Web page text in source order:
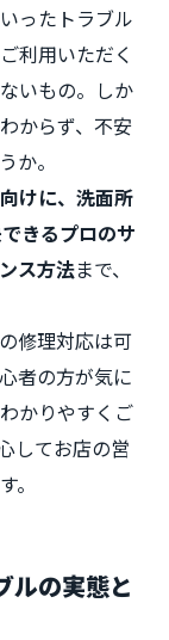
ったトラブル
利用いただく
いもの。しか
からず、不安
か。
けに、洗面所
きるプロのサ
ス方法まで、
修理対応は可
者の方が気に
かりやすくご
してお店の営
。
ルの実態と